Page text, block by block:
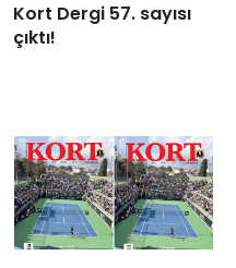
Kort Dergi 57. sayısı
çıktı!